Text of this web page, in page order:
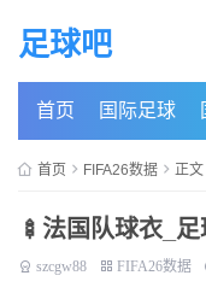
足球吧
首页 国际足球
首页 FIFA26数据 正文
🍢法国队球衣_
szcgw88 FIFA26数据